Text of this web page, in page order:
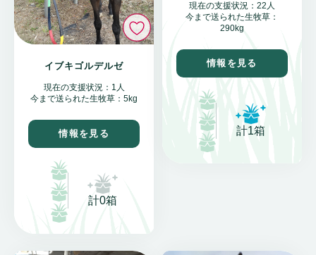
いいね
イブキゴルデルゼ
現在の支援状況：1人
今まで送られた生牧草：5kg
情報を見る
計0箱
現在の支援状況：22人
今まで送られた生牧草：
290kg
情報を見る
計1箱